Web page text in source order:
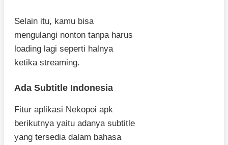
Selain itu, kamu bisa
mengulangi nonton tanpa harus
loading lagi seperti halnya
ketika streaming.
Ada Subtitle Indonesia
Fitur aplikasi Nekopoi apk
berikutnya yaitu adanya subtitle
yang tersedia dalam bahasa